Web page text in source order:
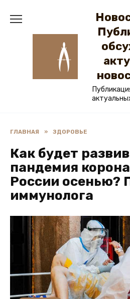
ГЛАВНАЯ » ЗДОРОВЬЕ
Как будет
пандемия
России осенью?
иммунолога